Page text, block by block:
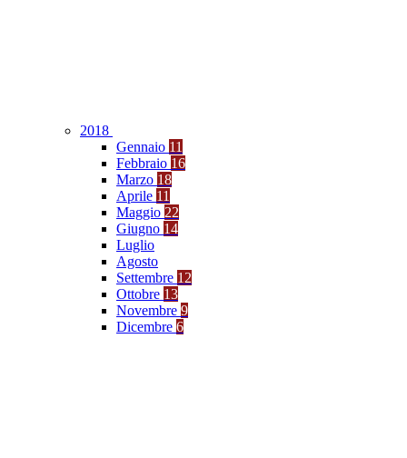
2018
Gennaio 11
Febbraio 16
Marzo 18
Aprile 11
Maggio 22
Giugno 14
Luglio
Agosto
Settembre 12
Ottobre 13
Novembre 9
Dicembre 6